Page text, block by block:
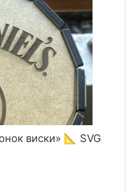
виски» 📐 SVG